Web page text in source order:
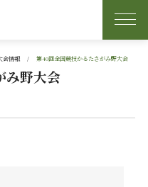
会情報 第40回全国競技かるたさがみ野大会
み野大会